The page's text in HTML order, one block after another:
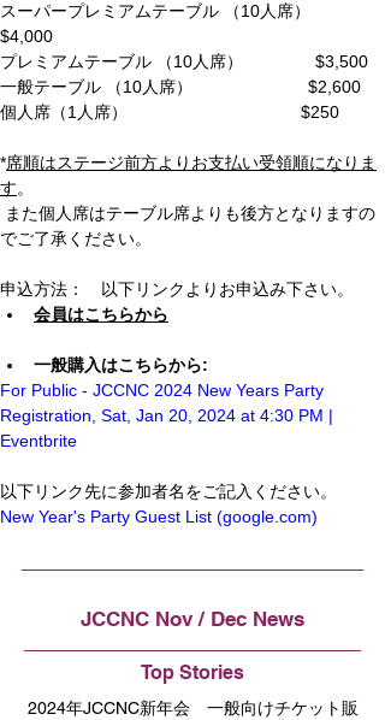
スーパープレミアムテーブル （10人席）
$4,000
プレミアムテーブル （10人席）
$3,500
一般テーブル （10人席） $2,600
個人席（1人席）
$250
*席順はステージ前方よりお支払い受領順になりま
す。
でご了承ください。
申込方法：
以下リンクよりお申込み下さい。
会員はこちらから
一般購入はこちらから:
For Public - JCCNC 2024 New Years Party
Registration, Sat, Jan 20, 2024 at 4:30 PM |
Eventbrite
以下リンク先に参加者名をご記入ください。
New Year's Party Guest List (google.com)
JCCNC Nov / Dec News
Top Stories
2024年JCCNC新年会 一般向けチケット販